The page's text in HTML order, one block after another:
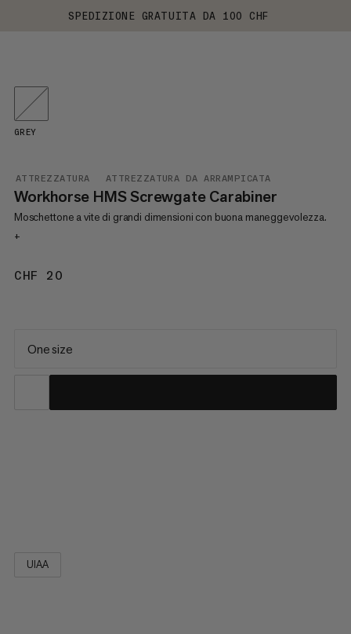
SPEDIZIONE GRATUITA DA 100 CHF
ATTREZZATURA ATTREZZATURA DA ARRAMPICATA
Workhorse HMS Screwgate Carabiner
Moschettone a vite di grandi dimensioni con buona maneggevolezza.
+
CHF 20
GREY
One size
UIAA